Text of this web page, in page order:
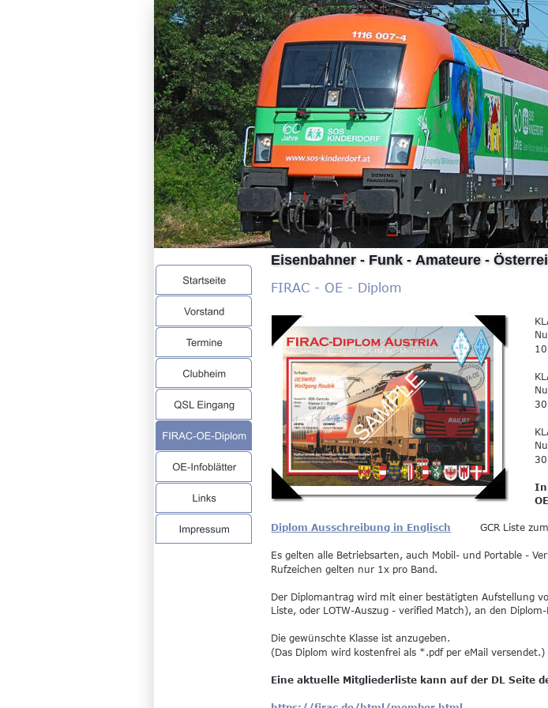
Eisenbahner - Funk - Amateure -
FIRAC - OE - Diplom
Diplom Ausschreibung in Englisch GCR Liste
Es gelten alle Betriebsarten, auch Mobil- und Portable -
Rufzeichen gelten nur 1x pro Band.
Der Diplomantrag wird mit einer bestätigten Aufstellung
Liste, oder LOTW-Auszug - verified Match), an den
Die gewünschte Klasse ist anzugeben.
(Das Diplom wird kostenfrei als *.pdf per eMail versendet.)
Eine aktuelle Mitgliederliste kann auf der DL Seite
In